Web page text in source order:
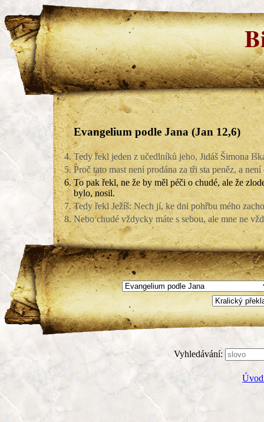
Evangelium podle Jana (Jan 12,6)
4. Tedy řekl jeden z učedlníků jeho, Jidáš Šimona
5. Proč tato mast není prodána za tři sta peněz, a
6. To pak řekl, ne že by měl péči o chudé, ale že
bylo, nosil.
7. Tedy řekl Ježíš: Nech jí, ke dni pohřbu mého
8. Nebo chudé vždycky máte s sebou, ale mne ne
Vyhledávání: